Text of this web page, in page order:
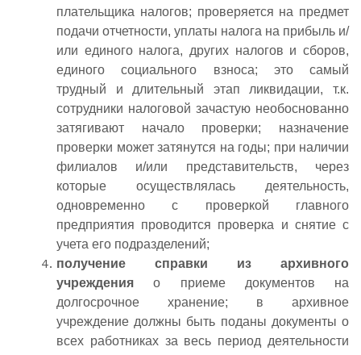
плательщика налогов; проверяется на предмет
подачи отчетности, уплаты налога на прибыль и/
или единого налога, других налогов и сборов,
единого социального взноса; это самый
трудный и длительный этап ликвидации, т.к.
сотрудники налоговой зачастую необоснованно
затягивают начало проверки; назначение
проверки может затянутся на годы; при наличии
филиалов и/или представительств, через
которые осуществлялась деятельность,
одновременно с проверкой главного
предприятия проводится проверка и снятие с
учета его подразделений;
получение справки из архивного
учреждения о приеме документов на
долгосрочное хранение; в архивное
учреждение должны быть поданы документы о
всех работниках за весь период деятельности